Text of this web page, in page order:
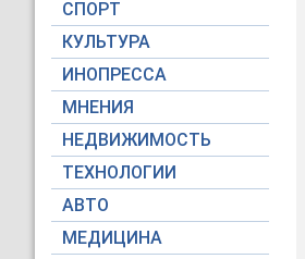
СПОРТ
КУЛЬТУРА
ИНОПРЕССА
МНЕНИЯ
НЕДВИЖИМОСТЬ
ТЕХНОЛОГИИ
АВТО
МЕДИЦИНА